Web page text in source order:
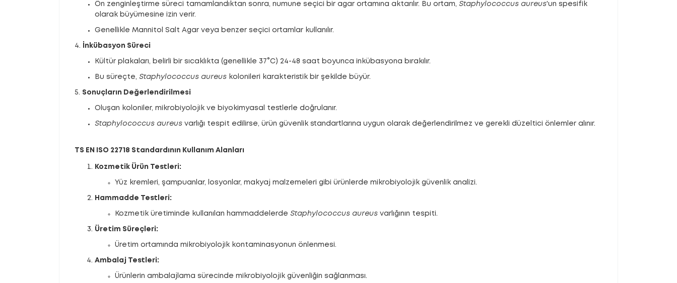
Ön zenginleştirme süreci tamamlandıktan sonra, numune seçici bir agar ortamına aktarılır. Bu ortam, Staphylococcus aureus'un spesifik
olarak büyümesine izin verir.
Genellikle Mannitol Salt Agar veya benzer seçici ortamlar kullanılır.
4. İnkübasyon Süreci
Kültür plakaları, belirli bir sıcaklıkta (genellikle 37°C) 24-48 saat boyunca inkübasyona bırakılır.
Bu süreçte, Staphylococcus aureus kolonileri karakteristik bir şekilde büyür.
5. Sonuçların Değerlendirilmesi
Oluşan koloniler, mikrobiyolojik ve biyokimyasal testlerle doğrulanır.
Staphylococcus aureus varlığı tespit edilirse, ürün güvenlik standartlarına uygun olarak değerlendirilmez ve gerekli düzeltici önlemler alınır.
TS EN ISO 22718 Standardının Kullanım Alanları
Kozmetik Ürün Testleri:
Yüz kremleri, şampuanlar, losyonlar, makyaj malzemeleri gibi ürünlerde mikrobiyolojik güvenlik analizi.
Hammadde Testleri:
Kozmetik üretiminde kullanılan hammaddelerde Staphylococcus aureus varlığının tespiti.
Üretim Süreçleri:
Üretim ortamında mikrobiyolojik kontaminasyonun önlenmesi.
Ambalaj Testleri:
Ürünlerin ambalajlama sürecinde mikrobiyolojik güvenliğin sağlanması.